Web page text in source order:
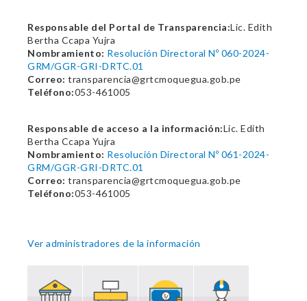
Responsable del Portal de Transparencia:Lic. Edith
Bertha Ccapa Yujra
Nombramiento: Resolución Directoral Nº 060-2024-
GRM/GGR-GRI-DRTC.01
Correo: transparencia@grtcmoquegua.gob.pe
Teléfono:053-461005
Responsable de acceso a la información:Lic. Edith
Bertha Ccapa Yujra
Nombramiento: Resolución Directoral Nº 061-2024-
GRM/GGR-GRI-DRTC.01
Correo: transparencia@grtcmoquegua.gob.pe
Teléfono:053-461005
Ver administradores de la información